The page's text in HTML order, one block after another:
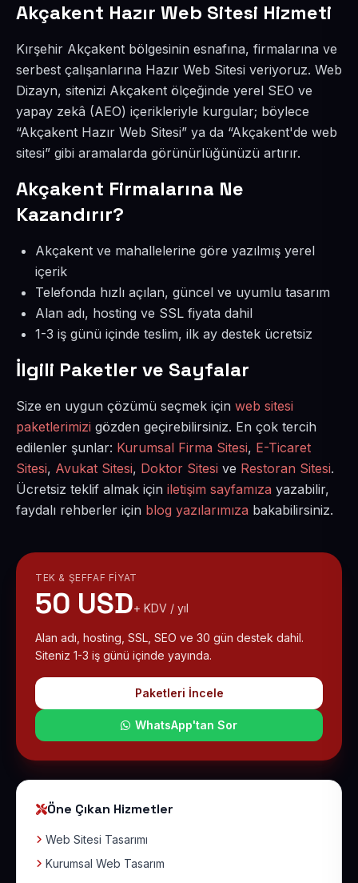
Akçakent Hazır Web Sitesi Hizmeti
Kırşehir Akçakent bölgesinin esnafına, firmalarına ve
serbest çalışanlarına Hazır Web Sitesi veriyoruz. Web
Dizayn, sitenizi Akçakent ölçeğinde yerel SEO ve
yapay zekâ (AEO) içerikleriyle kurgular; böylece
“Akçakent Hazır Web Sitesi” ya da “Akçakent'de web
sitesi” gibi aramalarda görünürlüğünüzü artırır.
Akçakent Firmalarına Ne
Kazandırır?
Akçakent ve mahallelerine göre yazılmış yerel
içerik
Telefonda hızlı açılan, güncel ve uyumlu tasarım
Alan adı, hosting ve SSL fiyata dahil
1-3 iş günü içinde teslim, ilk ay destek ücretsiz
İlgili Paketler ve Sayfalar
Size en uygun çözümü seçmek için web sitesi
paketlerimizi gözden geçirebilirsiniz. En çok tercih
edilenler şunlar: Kurumsal Firma Sitesi, E-Ticaret
Sitesi, Avukat Sitesi, Doktor Sitesi ve Restoran Sitesi.
Ücretsiz teklif almak için iletişim sayfamıza yazabilir,
faydalı rehberler için blog yazılarımıza bakabilirsiniz.
TEK & ŞEFFAF FIYAT
50 USD+ KDV / yıl
Alan adı, hosting, SSL, SEO ve 30 gün destek dahil.
Siteniz 1-3 iş günü içinde yayında.
Paketleri İncele
WhatsApp'tan Sor
Öne Çıkan Hizmetler
Web Sitesi Tasarımı
Kurumsal Web Tasarım